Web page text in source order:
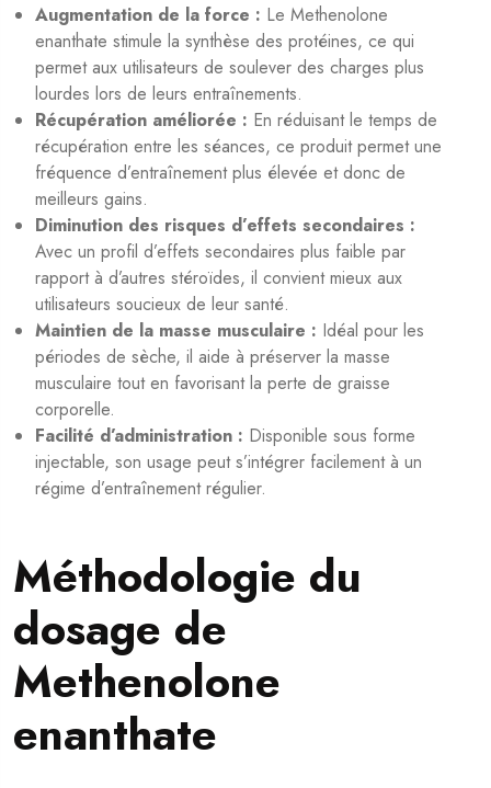
Augmentation de la force : Le Methenolone
enanthate stimule la synthèse des protéines, ce qui
permet aux utilisateurs de soulever des charges plus
lourdes lors de leurs entraînements.
Récupération améliorée : En réduisant le temps de
récupération entre les séances, ce produit permet une
fréquence d’entraînement plus élevée et donc de
meilleurs gains.
Diminution des risques d’effets secondaires :
Avec un profil d’effets secondaires plus faible par
rapport à d’autres stéroïdes, il convient mieux aux
utilisateurs soucieux de leur santé.
Maintien de la masse musculaire : Idéal pour les
périodes de sèche, il aide à préserver la masse
musculaire tout en favorisant la perte de graisse
corporelle.
Facilité d’administration : Disponible sous forme
injectable, son usage peut s’intégrer facilement à un
régime d’entraînement régulier.
Méthodologie du
dosage de
Methenolone
enanthate